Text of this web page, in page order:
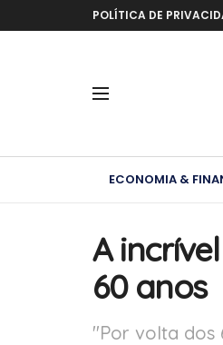
POLÍTICA DE
ECONOMIA &
A
60 anos
"Por volta dos